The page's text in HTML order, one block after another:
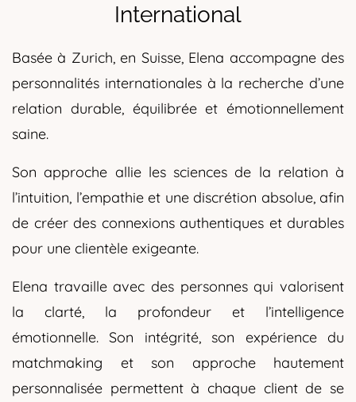
International
Basée à Zurich, en Suisse, Elena accompagne des
personnalités internationales à la recherche d’une
relation durable, équilibrée et émotionnellement
saine.
Son approche allie les sciences de la relation à
l’intuition, l’empathie et une discrétion absolue, afin
de créer des connexions authentiques et durables
pour une clientèle exigeante.
Elena travaille avec des personnes qui valorisent
la clarté, la profondeur et l’intelligence
émotionnelle. Son intégrité, son expérience du
matchmaking et son approche hautement
personnalisée permettent à chaque client de se